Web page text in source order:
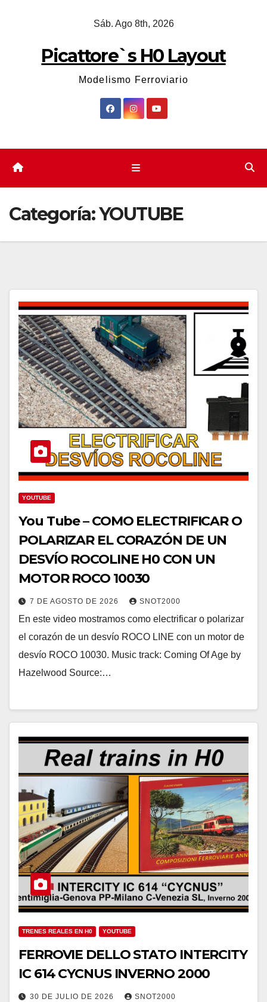
Sáb. Ago 8th, 2026
Picattore`s H0 Layout
Modelismo Ferroviario
Categoría:YOUTUBE
YOUTUBE
You Tube – COMO ELECTRIFICAR O
POLARIZAR EL CORAZÓN DE UN
DESVÍO ROCOLINE H0 CON UN
MOTOR ROCO 10030
7 DE AGOSTO DE 2026 SNOT2000
En este video mostramos como electrificar o polarizar
el corazón de un desvío ROCO LINE con un motor de
desvío ROCO 10030. Music track: Coming Of Age by
Hazelwood Source:…
TRENES REALES EN H0 YOUTUBE
FERROVIE DELLO STATO INTERCITY
IC 614 CYCNUS INVERNO 2000
30 DE JULIO DE 2026 SNOT2000